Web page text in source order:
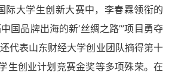
际大学生创新大赛中，李春霖领衔的
品牌出海的新‘丝绸之路’”项目勇夺
代表山东财经大学创业团队摘得第十
生创业计划竞赛金奖等多项殊荣。在